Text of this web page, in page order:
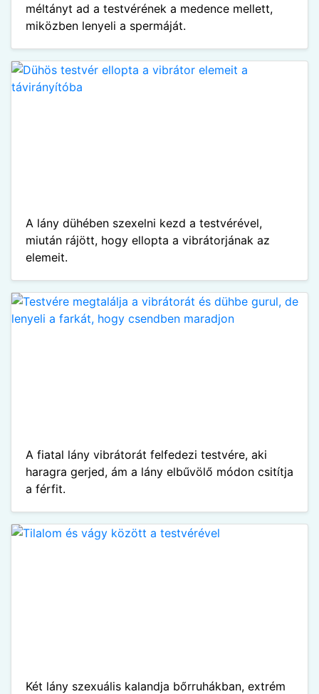
méltányt ad a testvérének a medence mellett,
miközben lenyeli a spermáját.
A lány dühében szexelni kezd a testvérével,
miután rájött, hogy ellopta a vibrátorjának az
elemeit.
A fiatal lány vibrátorát felfedezi testvére, aki
haragra gerjed, ám a lány elbűvölő módon csitítja
a férfit.
Két lány szexuális kalandja bőrruhákban, extrém